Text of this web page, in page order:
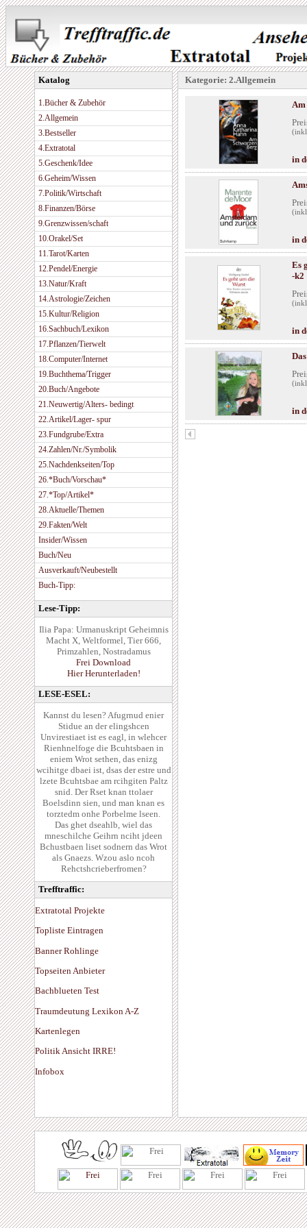
Katalog
1.Bücher & Zubehör
2.Allgemein
3.Bestseller
4.Extratotal
5.Geschenk/Idee
6.Geheim/Wissen
7.Politik/Wirtschaft
8.Finanzen/Börse
9.Grenzwissen/schaft
10.Orakel/Set
11.Tarot/Karten
12.Pendel/Energie
13.Natur/Kraft
14.Astrologie/Zeichen
15.Kultur/Religion
16.Sachbuch/Lexikon
17.Pflanzen/Tierwelt
18.Computer/Internet
19.Buchthema/Trigger
20.Buch/Angebote
21.Neuwertig/Alters- bedingt
22.Artikel/Lager- spur
23.Fundgrube/Extra
24.Zahlen/Nr./Symbolik
25.Nachdenkseiten/Top
26.*Buch/Vorschau*
27.*Top/Artikel*
28.Aktuelle/Themen
29.Fakten/Welt
Insider/Wissen
Buch/Neu
Ausverkauft/Neubestellt
Buch-Tipp:
Lese-Tipp:
Ilia Papa: Urmanuskript Geheimnis
Macht X, Weltformel, Tier 666,
Primzahlen, Nostradamus
Frei Download
Hier Herunterladen!
LESE-ESEL:
Kannst du lesen? Afugrnud enier
Stidue an der elingshcen
Unvirestiaet ist es eagl, in wlehcer
Rienhnelfoge die Bcuhtsbaen in
eniem Wrot sethen, das enizg
wcihitge dbaei ist, dsas der estre und
lzete Bcuhtsbae am rcihgiten Paltz
snid. Der Rset knan ttolaer
Boelsdinn sien, und man knan es
torztedm onhe Porbelme lseen.
Das ghet dseahlb, wiel das
mneschilche Geihrn nciht jdeen
Bchustbaen liset sodnern das Wrot
als Gnaezs. Wzou aslo ncoh
Rehctshcrieberfromen?
Trefftraffic:
Extratotal Projekte
Topliste Eintragen
Banner Rohlinge
Topseiten Anbieter
Bachblueten Test
Traumdeutung Lexikon A-Z
Kartenlegen
Politik Ansicht IRRE!
Infobox
Kategorie: 2.Allgemein
Am
in
in
Es
-k2
in
in